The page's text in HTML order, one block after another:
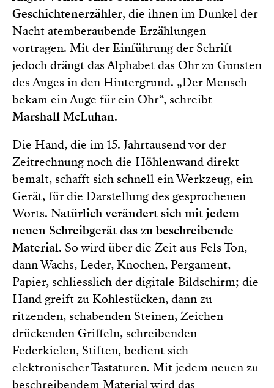
Geschichtenerzähler, die ihnen im Dunkel der
Nacht atemberaubende Erzählungen
vortragen. Mit der Einführung der Schrift
jedoch drängt das Alphabet das Ohr zu Gunsten
des Auges in den Hintergrund. „Der Mensch
bekam ein Auge für ein Ohr“, schreibt
Marshall McLuhan.
Die Hand, die im 15. Jahrtausend vor der
Zeitrechnung noch die Höhlenwand direkt
bemalt, schafft sich schnell ein Werkzeug, ein
Gerät, für die Darstellung des gesprochenen
Worts. Natürlich verändert sich mit jedem
neuen Schreibgerät das zu beschreibende
Material. So wird über die Zeit aus Fels Ton,
dann Wachs, Leder, Knochen, Pergament,
Papier, schliesslich der digitale Bildschirm; die
Hand greift zu Kohlestücken, dann zu
ritzenden, schabenden Steinen, Zeichen
drückenden Griffeln, schreibenden
Federkielen, Stiften, bedient sich
elektronischer Tastaturen. Mit jedem neuen zu
beschreibendem Material wird das